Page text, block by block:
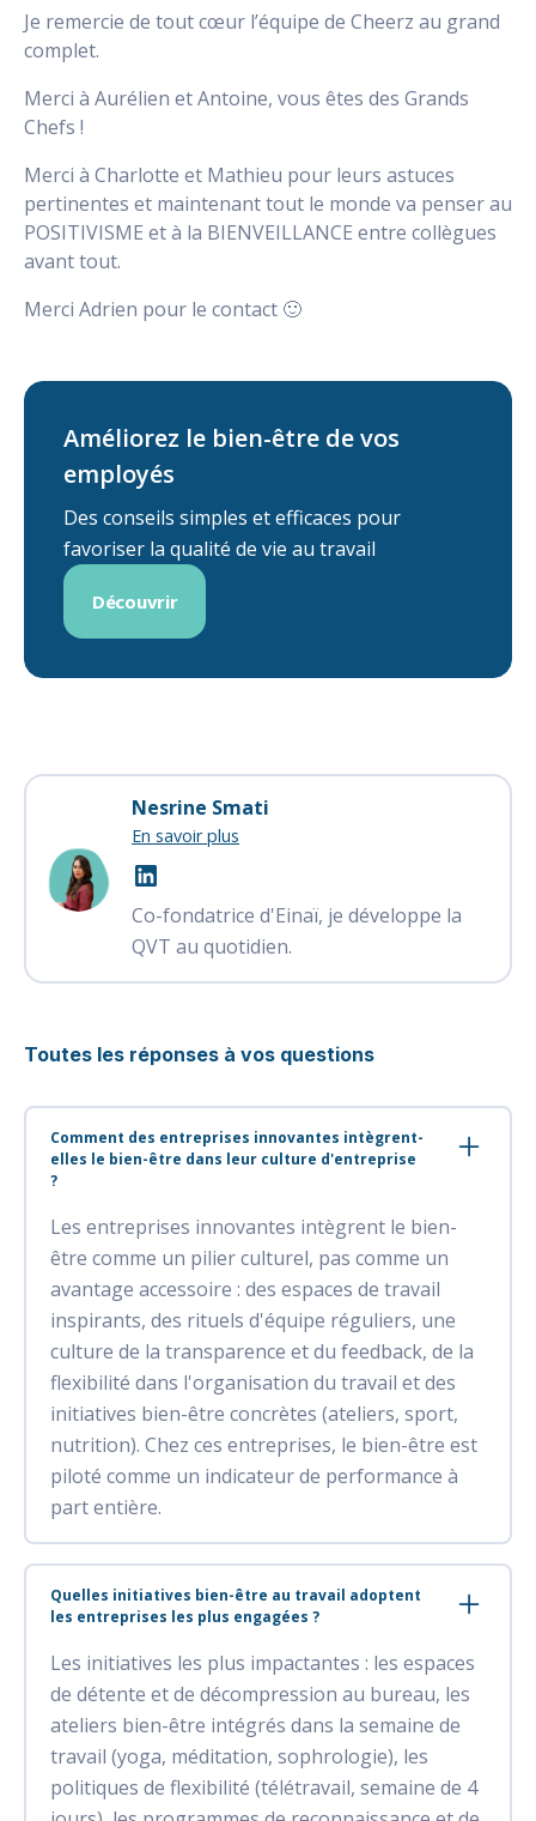
Je remercie de tout cœur l’équipe de Cheerz au grand
complet.
Merci à Aurélien et Antoine, vous êtes des Grands
Chefs !
Merci à Charlotte et Mathieu pour leurs astuces
pertinentes et maintenant tout le monde va penser au
POSITIVISME et à la BIENVEILLANCE entre collègues
avant tout.
Merci Adrien pour le contact 🙂
Améliorez le bien-être de vos
employés
Des conseils simples et efficaces pour
favoriser la qualité de vie au travail
Découvrir
Nesrine Smati
Co-fondatrice d'Einaï, je développe la
QVT au quotidien.
En savoir plus
Toutes les réponses à vos questions
Comment des entreprises innovantes intègrent-
elles le bien-être dans leur culture d'entreprise
?
Les entreprises innovantes intègrent le bien-
être comme un pilier culturel, pas comme un
avantage accessoire : des espaces de travail
inspirants, des rituels d'équipe réguliers, une
culture de la transparence et du feedback, de la
flexibilité dans l'organisation du travail et des
initiatives bien-être concrètes (ateliers, sport,
nutrition). Chez ces entreprises, le bien-être est
piloté comme un indicateur de performance à
part entière.
Quelles initiatives bien-être au travail adoptent
les entreprises les plus engagées ?
Les initiatives les plus impactantes : les espaces
de détente et de décompression au bureau, les
ateliers bien-être intégrés dans la semaine de
travail (yoga, méditation, sophrologie), les
politiques de flexibilité (télétravail, semaine de 4